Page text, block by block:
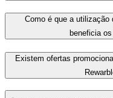
Como é que a utilização
beneficia
Existem ofertas